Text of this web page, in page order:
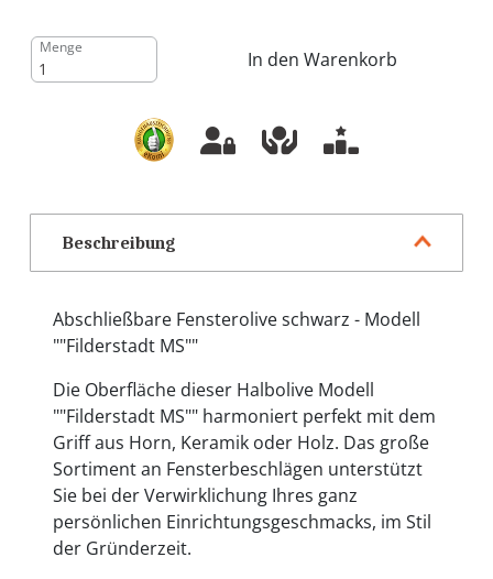
Menge
In den Warenkorb
Beschreibung
Abschließbare Fensterolive schwarz - Modell
""Filderstadt MS""
Die Oberfläche dieser Halbolive Modell
""Filderstadt MS"" harmoniert perfekt mit dem
Griff aus Horn, Keramik oder Holz. Das große
Sortiment an Fensterbeschlägen unterstützt
Sie bei der Verwirklichung Ihres ganz
persönlichen Einrichtungsgeschmacks, im Stil
der Gründerzeit.